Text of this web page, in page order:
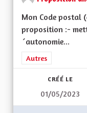
Mon Code postal
proposition :-
´autonomie...
Filtrer les résultats
Autres
CRÉÉ LE
01/05/2023